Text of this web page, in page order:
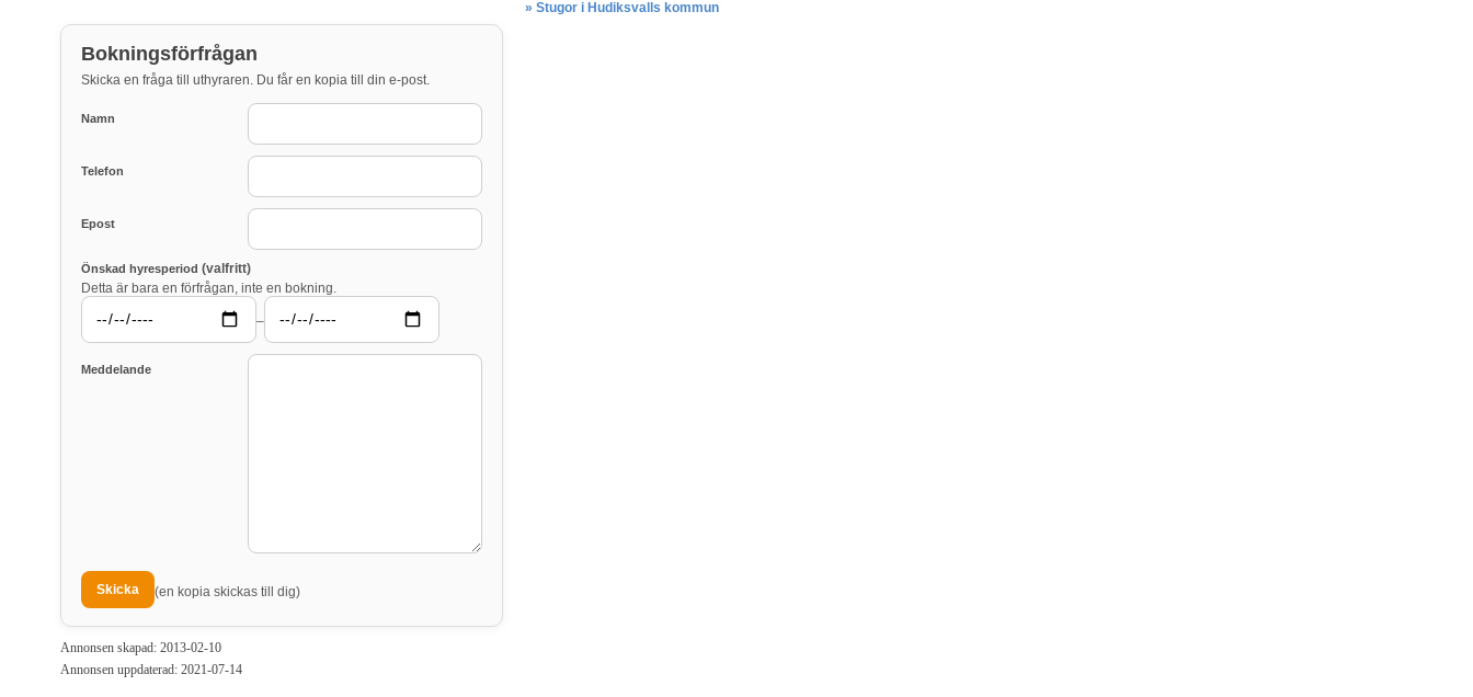
Bokningsförfrågan
Skicka en fråga till uthyraren. Du får en kopia till din e-post.
Namn
Telefon
Epost
Önskad hyresperiod (valfritt)
Detta är bara en förfrågan, inte en bokning.
–
Meddelande
(en kopia skickas till dig)
» Stugor i Hudiksvalls kommun
Annonsen skapad: 2013-02-10
Annonsen uppdaterad: 2021-07-14